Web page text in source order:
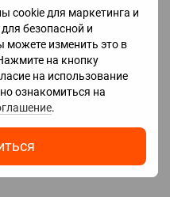
cookie для маркетинга и
безопасной и
изменить это в
на кнопку
на использование
ознакомиться на
.
VRR, HGiG